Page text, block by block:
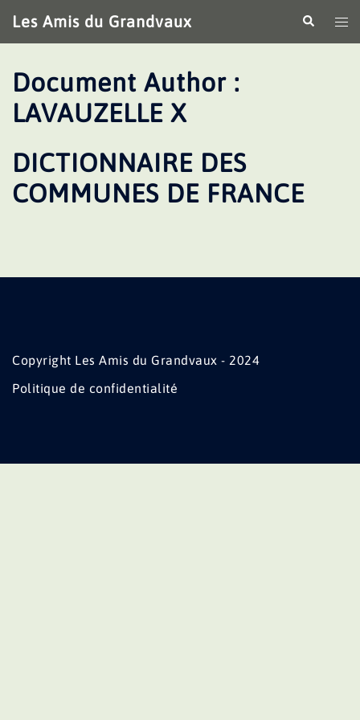
au
contenu
Les Amis du Grandvaux
le
Document Author :
LAVAUZELLE X
DICTIONNAIRE DES
COMMUNES DE FRANCE
Copyright Les Amis du Grandvaux - 2024
Politique de confidentialité